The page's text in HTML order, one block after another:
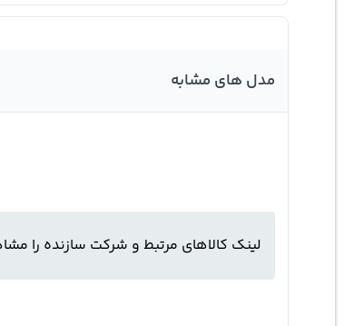
مدل های مشابه
لینک کالاهای مرتبط و شرکت سازنده را